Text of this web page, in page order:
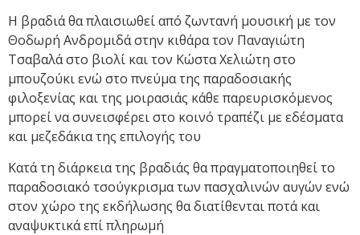
Η βραδιά θα πλαισιωθεί από ζωντανή μουσική με τον
Θοδωρή Ανδρομιδά στην κιθάρα τον Παναγιώτη
Τσαβαλά στο βιολί και τον Κώστα Χελιώτη στο
μπουζούκι ενώ στο πνεύμα της παραδοσιακής
φιλοξενίας και της μοιρασιάς κάθε παρευρισκόμενος
μπορεί να συνεισφέρει στο κοινό τραπέζι με εδέσματα
και μεζεδάκια της επιλογής του
Κατά τη διάρκεια της βραδιάς θα πραγματοποιηθεί το
παραδοσιακό τσούγκρισμα των πασχαλινών αυγών ενώ
στον χώρο της εκδήλωσης θα διατίθενται ποτά και
αναψυκτικά επί πληρωμή